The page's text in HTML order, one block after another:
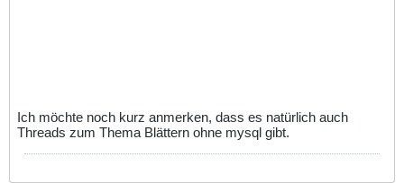
Ich möchte noch kurz anmerken, dass es natürlich auch
Threads zum Thema Blättern ohne mysql gibt.